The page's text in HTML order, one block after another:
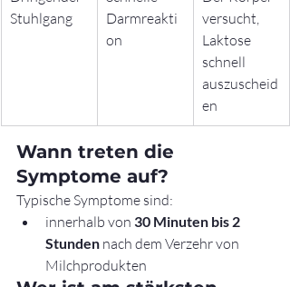
Stuhlgang
Darmreakti
on
versucht,
Laktose
schnell
auszuscheid
en
Wann treten die
Symptome auf?
Typische Symptome sind:
innerhalb von 30 Minuten bis 2
Stunden nach dem Verzehr von
Milchprodukten